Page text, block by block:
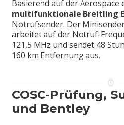
Basierend auf der Aerospace
multifunktionale Breitling
Notrufsender. Der
arbeitet auf der Notruf-
121,5 MHz und sendet 48
160 km Entfernung aus.
COSC-Prüfung,
und Bentley